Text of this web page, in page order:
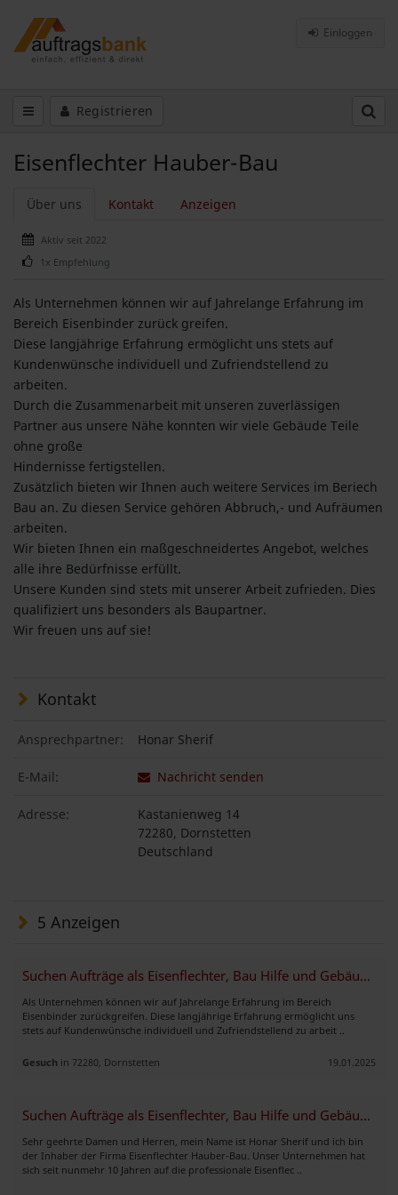
Einloggen
Registrieren
Eisenflechter Hauber-Bau
Über uns Kontakt Anzeigen
Aktiv seit 2022
1x Empfehlung
Als Unternehmen können wir auf Jahrelange Erfahrung im
Bereich Eisenbinder zurück greifen.
Diese langjährige Erfahrung ermöglicht uns stets auf
Kundenwünsche individuell und Zufriendstellend zu
arbeiten.
Durch die Zusammenarbeit mit unseren zuverlässigen
Partner aus unsere Nähe konnten wir viele Gebäude Teile
ohne große
Hindernisse fertigstellen.
Zusätzlich bieten wir Ihnen auch weitere Services im Beriech
Bau an. Zu diesen Service gehören Abbruch,- und Aufräumen
arbeiten.
Wir bieten Ihnen ein maßgeschneidertes Angebot, welches
alle ihre Bedürfnisse erfüllt.
Unsere Kunden sind stets mit unserer Arbeit zufrieden. Dies
qualifiziert uns besonders als Baupartner.
Wir freuen uns auf sie!
Kontakt
Ansprechpartner: Honar Sherif
E-Mail: Nachricht senden
Adresse:
Kastanienweg 14
72280, Dornstetten
Deutschland
5 Anzeigen
Suchen Aufträge als Eisenflechter, Bau Hilfe und Gebäudereinigung
Als Unternehmen können wir auf Jahrelange Erfahrung im Bereich
Eisenbinder zurückgreifen. Diese langjährige Erfahrung ermöglicht uns
stets auf Kundenwünsche individuell und Zufriendstellend zu arbeit ..
Gesuch in 72280, Dornstetten 19.01.2025
Suchen Aufträge als Eisenflechter, Bau Hilfe und Gebäudereinigung
Sehr geehrte Damen und Herren, mein Name ist Honar Sherif und ich bin
der Inhaber der Firma Eisenflechter Hauber-Bau. Unser Unternehmen hat
sich seit nunmehr 10 Jahren auf die professionale Eisenflec ..